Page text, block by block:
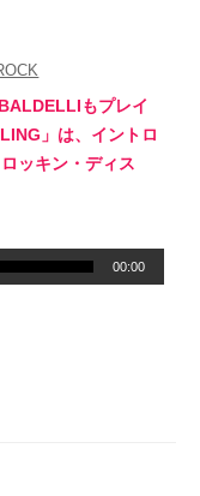
もプレイ
」は、イントロ
ッキン・ディス
00:00